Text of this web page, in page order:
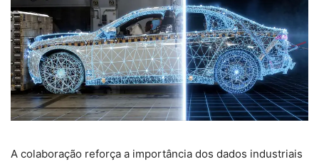
A colaboração reforça a importância dos dados industriais